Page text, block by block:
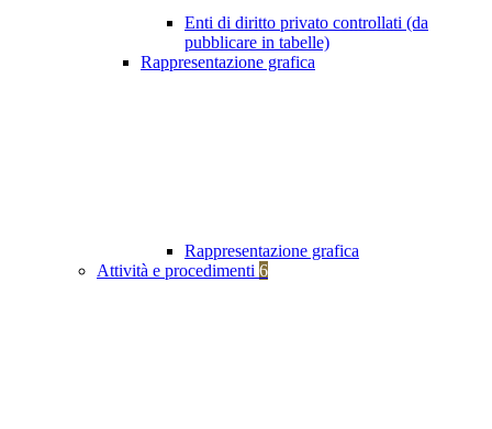
Enti di diritto privato controllati (da
pubblicare in tabelle)
Rappresentazione grafica
Rappresentazione grafica
Attività e procedimenti 6